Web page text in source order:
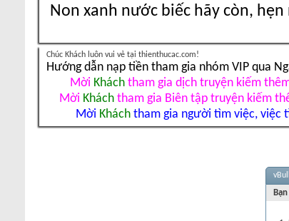
Non xanh nước biếc hãy còn, hẹn
Chúc Khách luôn vui vẻ tại thienthucac.com!
Hướng dẫn nạp tiền tham gia nhóm VIP qua
Mời Kháchtham gia dịch truyện kiếm
Mời Kháchtham gia Biên tập truyện kiếm
Mời Kháchtham gia người tìm việc, việc